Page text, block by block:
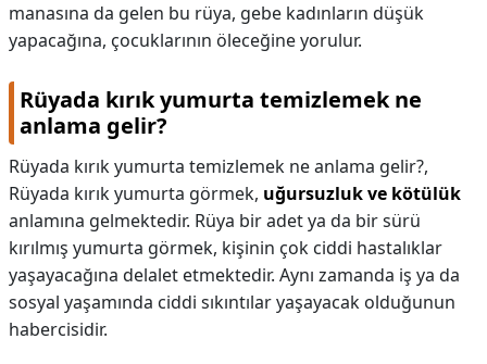
manasına da gelen bu rüya, gebe kadınların düşük
yapacağına, çocuklarının öleceğine yorulur.
Rüyada kırık yumurta temizlemek ne
anlama gelir?
Rüyada kırık yumurta temizlemek ne anlama gelir?,
Rüyada kırık yumurta görmek, uğursuzluk ve kötülük
anlamına gelmektedir. Rüya bir adet ya da bir sürü
kırılmış yumurta görmek, kişinin çok ciddi hastalıklar
yaşayacağına delalet etmektedir. Aynı zamanda iş ya da
sosyal yaşamında ciddi sıkıntılar yaşayacak olduğunun
habercisidir.